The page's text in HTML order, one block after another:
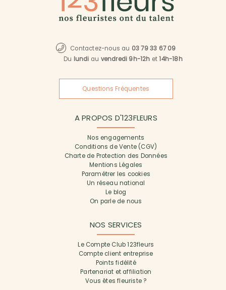
Contactez-nous au 03 79 33 67 09
Du lundi au vendredi 9h-12h et14h-18h
Questions Fréquentes
A PROPOS D'123FLEURS
Nos engagements
Conditions de Vente (CGV)
Charte de Protection des Données
Mentions Légales
Paramétrer les cookies
Un réseau national
Le blog
On parle de nous
NOS SERVICES
Le Compte Club 123fleurs
Compte client entreprise
Points fidélité
Partenariat et affiliation
Vous êtes fleuriste ?